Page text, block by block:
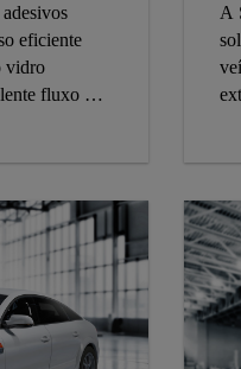
eficiente
vidro
fluxo de
A